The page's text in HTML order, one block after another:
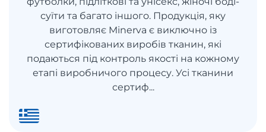
суїти та багато іншого. Продукція, яку
виготовляє Minerva є виключно із
сертифікованих виробів тканин, які
подаються під контроль якості на кожному
етапі виробничого процесу. Усі тканини
сертиф...